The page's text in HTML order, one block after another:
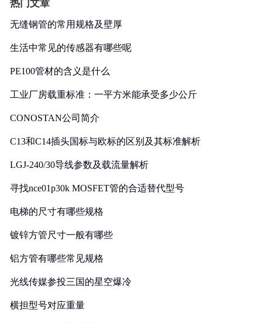
热门文章
无缝钢管的常用规格及壁厚
生活中常见的传感器有哪些呢
PE100管材的含义是什么
工业厂房载重标准：一平方米能承受多少公斤
CONOSTAN公司简介
C13和C14插头国标与欧标的区别及其标准解析
LGJ-240/30导线参数及载流量解析
寻找nce01p30k MOSFET管的合适替代型号
电梯的尺寸有哪些规格
镀锌方管尺寸一般有哪些
铝方管有哪些常见规格
光线传媒参投三国的星空爆冷
横担型号对应重量